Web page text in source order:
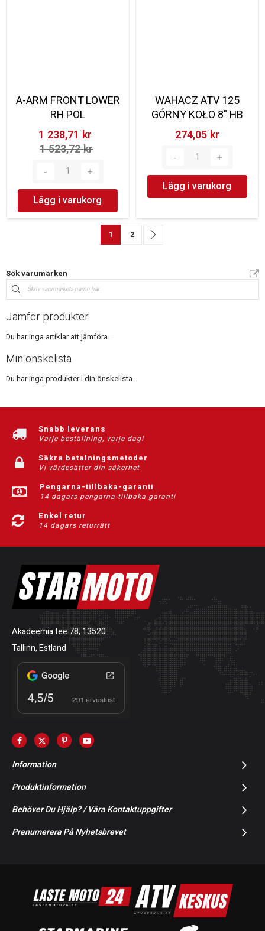
A-ARM FRONT LOWER
RH POL
1 238,71 kr‎
1 523,72 kr‎
Lägg i varukorg
WAHACZ ATV 125
GÓRNY KOŁO 8" HB
274,05 kr‎
Lägg i varukorg
SidaYou're currently reading page
1 Sida
2
Sök varumärken
Jämför produkter
Du har inga artiklar att jämföra.
Min önskelista
Du har inga produkter i din önskelista.
Snabb leverans
Varje beställning, varje dag!
Säkra betalningsmetoder
Vi värdesätter din säkerhet
Pengarna-tillbaka-garanti
14 dagars pengarna-tillbaka-garanti
Enkel retur
14 dagars returrätt
Akadeemia tee 78, 13520
Tallinn, Estland
Information
Produktinformation
Behöver Du Hjälp? / Våra Kontaktuppgifter
Prenumerera På Nyhetsbrevet